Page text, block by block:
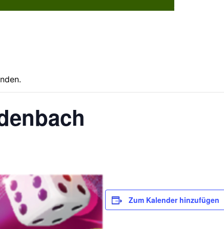
Zum Kalender hinzufügen